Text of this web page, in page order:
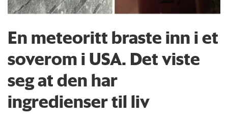
En meteoritt braste inn i et
soverom i USA. Det viste
seg at den har
ingredienser til liv